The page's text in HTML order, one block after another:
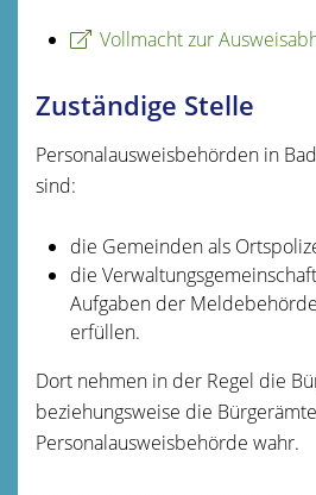
Vollmacht zur
Zuständige Stelle
Personalausweisbehörden in
sind:
die Gemeinden als
die
Aufgaben der
erfüllen.
Dort nehmen in der Regel die
beziehungsweise die
Personalausweisbehörde wahr.